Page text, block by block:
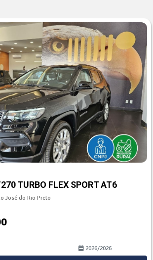
TURBO FLEX SPORT AT6
José do Rio Preto
2026/2026